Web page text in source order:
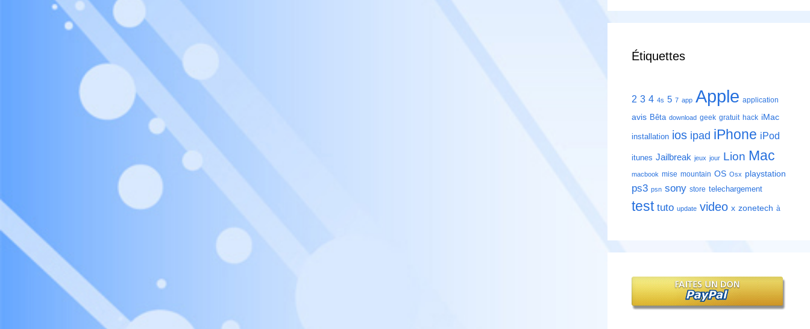
Étiquettes
2 3 4 4s 5 7 app Apple application
avis Bêta download geek gratuit hack iMac
installation ios ipad iPhone iPod
itunes Jailbreak jeux jour Lion Mac
macbook mise mountain OS Osx playstation
ps3 psn sony store telechargement
test tuto update video x zonetech à